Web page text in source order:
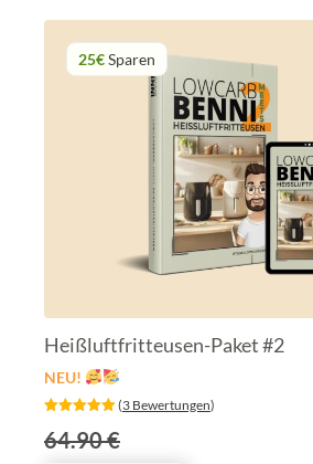
25€Sparen
Heißluftfritteusen-Paket #2
NEU!
‎ (3 Bewertungen)
64.90 €